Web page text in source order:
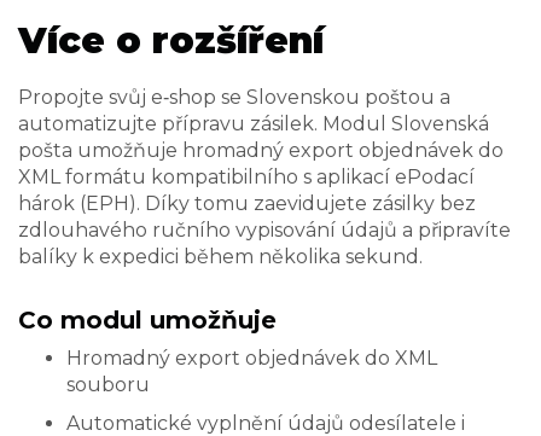
Více o rozšíření
Propojte svůj e‑shop se Slovenskou poštou a
automatizujte přípravu zásilek. Modul Slovenská
pošta umožňuje hromadný export objednávek do
XML formátu kompatibilního s aplikací ePodací
hárok (EPH). Díky tomu zaevidujete zásilky bez
zdlouhavého ručního vypisování údajů a připravíte
balíky k expedici během několika sekund.
Co modul umožňuje
Hromadný export objednávek do XML
souboru
Automatické vyplnění údajů odesílatele i